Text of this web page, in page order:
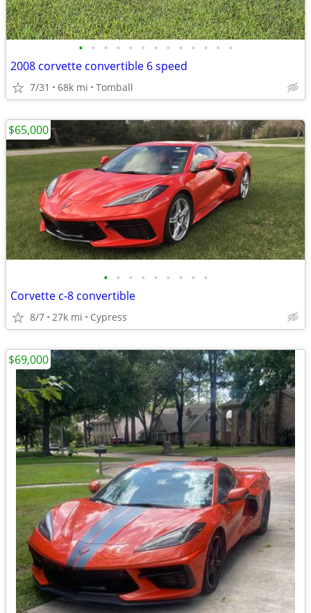
• • • • • • • • • • • • •
2008 corvette convertible 6 speed
7/31 68k mi Tomball
• • • • • • • • •
Corvette c-8 convertible
8/7 27k mi Cypress
$65,000
$69,000